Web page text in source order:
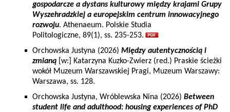
gospodarcze a dystans kulturowy między krajami Grupy
Wyszehradzkiej a europejskim centrum innowacyjnego
rozwoju. Athenaeum. Polskie Studia
Politologiczne, 89(1), ss. 235-253.
Orchowska Justyna (2026) Między autentycznością i
zmianą [w:] Katarzyna Kuzko-Zwierz (red.) Praskie ścieżki
wokół Muzeum Warszawskiej Pragi, Muzeum Warszawy:
Warszawa, ss. 128.
Orchowska Justyna, Wróblewska Nina (2026) Between
student life and adulthood: housing experiences of PhD